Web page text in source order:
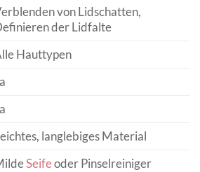
von Lidschatten,
der Lidfalte
Hauttypen
langlebiges Material
Seifeoder Pinselreiniger